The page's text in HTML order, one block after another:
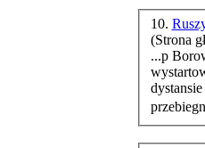
10.
(Strona
...p